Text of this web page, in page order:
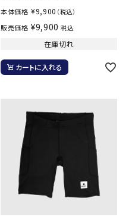
本体価格 ¥9,900 （税込）
販売価格 ¥9,900 税込
在庫切れ
カートに入れる